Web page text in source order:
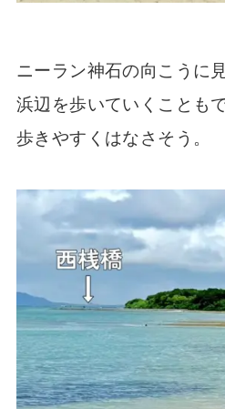
ニーラン神石の向こうに
浜辺を歩いていくことも
歩きやすくはなさそう。